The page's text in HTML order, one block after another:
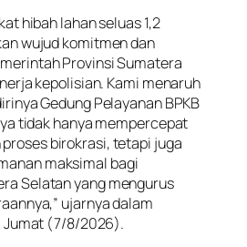
hibah lahan seluas 1,2
wujud komitmen dan
Provinsi Sumatera
kepolisian. Kami menaruh
Gedung Pelayanan BPKB
tidak hanya mempercepat
birokrasi, tetapi juga
maksimal bagi
Selatan yang mengurus
ujarnya dalam
(7/8/2026).